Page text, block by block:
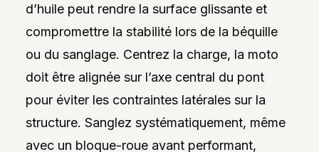
d’huile peut rendre la surface glissante et
compromettre la stabilité lors de la béquille
ou du sanglage. Centrez la charge, la moto
doit être alignée sur l’axe central du pont
pour éviter les contraintes latérales sur la
structure. Sanglez systématiquement, même
avec un bloque-roue avant performant,